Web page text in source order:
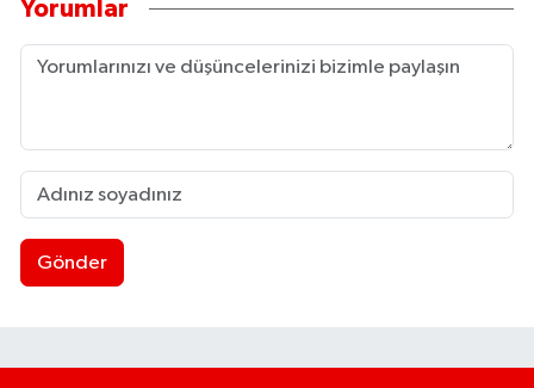
Yorumlar
Gönder